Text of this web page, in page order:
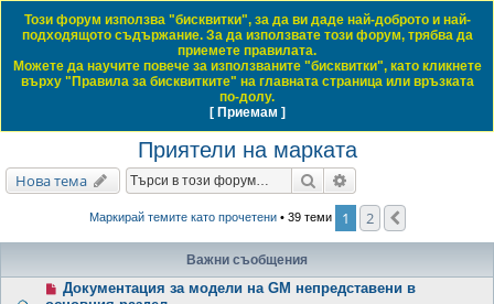
Daewoo & Chevrolet Club Bulgaria
ЧЗВ Правила на форума Влез
Регистрация
Начало форум Приятели на марката
Виж активните теми
Приятели на марката
Нова тема Търсене
Маркирай темите като прочетени• 39 теми 1 2
Важни съобщения
Документация за модели на GM непредставени в
Този форум използва "бисквитки", за да ви даде най-доброто и най-
подходящото съдържание. За да използвате този форум, трябва да
приемете правилата.
Можете да научите повече за използваните "бисквитки", като кликнете
върху "Правила за бисквитките" на главната страница или връзката
по-долу.
[ Приемам ]